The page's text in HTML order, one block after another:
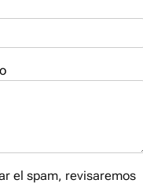
el spam, revisaremos